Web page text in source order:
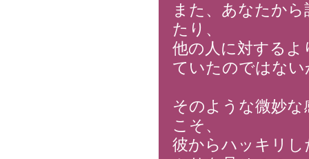
また、あなたか
たり、
他の人に対する
ていたのではな
そのような微妙
こそ、
彼からハッキリ